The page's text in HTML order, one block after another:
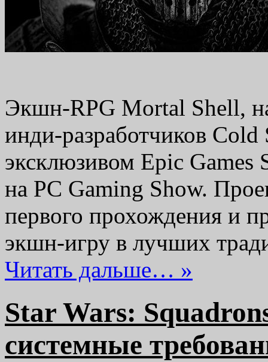
Экшн-RPG Mortal Shell,
инди-разработчиков
эксклюзивом Epic Games
на PC Gaming Show.
первого прохождения и
экшн-игру в лучших
Читать дальше… »
Star Wars:
системные